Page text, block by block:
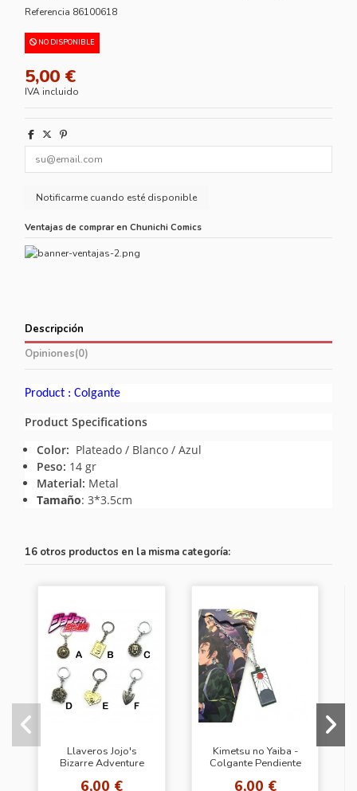
Referencia 86100618
NO DISPONIBLE
5,00 €
IVA incluido
Ventajas de comprar en Chunichi Comics
Descripción
Opiniones(0)
Product : Colgante
Product Specifications
Color: Plateado / Blanco / Azul
Peso: 14 gr
Material: Metal
Tamaño: 3*3.5cm
16 otros productos en la misma categoría:
Llaveros Jojo's
Bizarre Adventure
6,00 €
Kimetsu no Yaiba -
Colgante Pendiente
6,00 €